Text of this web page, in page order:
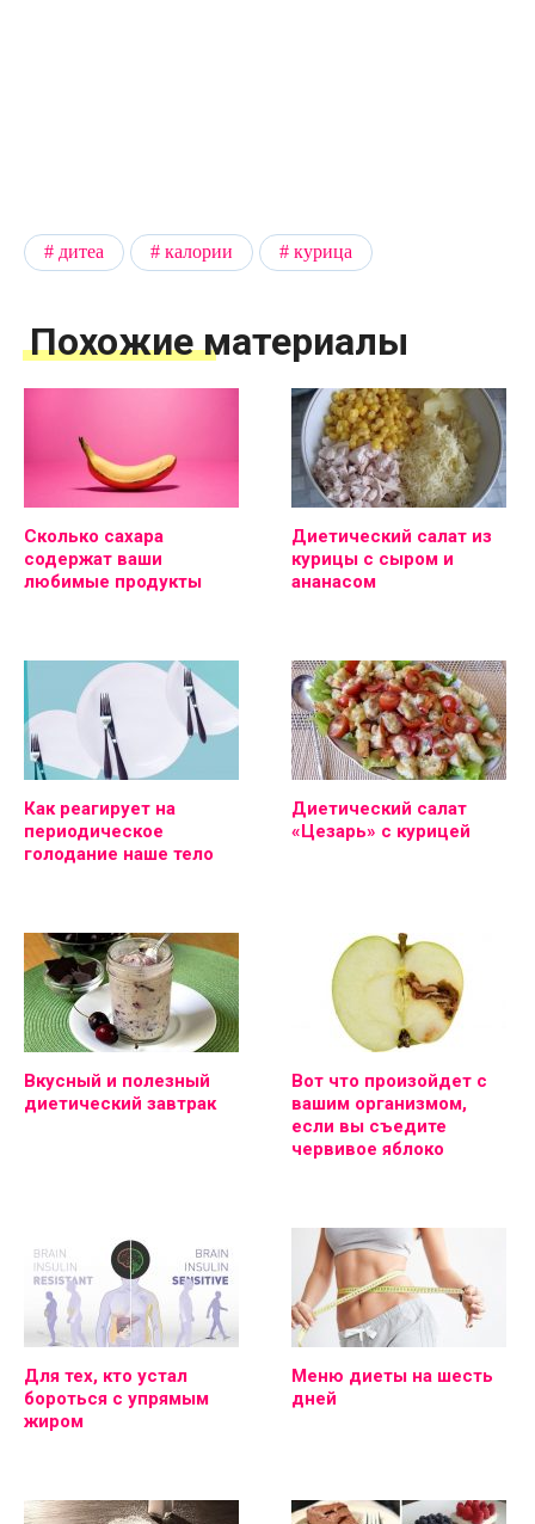
дитеа калории курица
Похожие материалы
Сколько сахара
содержат ваши
любимые продукты
Диетический салат из
курицы с сыром и
ананасом
Как реагирует на
периодическое
голодание наше тело
Диетический салат
«Цезарь» с курицей
Вкусный и полезный
диетический завтрак
Вот что произойдет с
вашим организмом,
если вы съедите
червивое яблоко
Для тех, кто устал
бороться с упрямым
жиром
Меню диеты на шесть
дней